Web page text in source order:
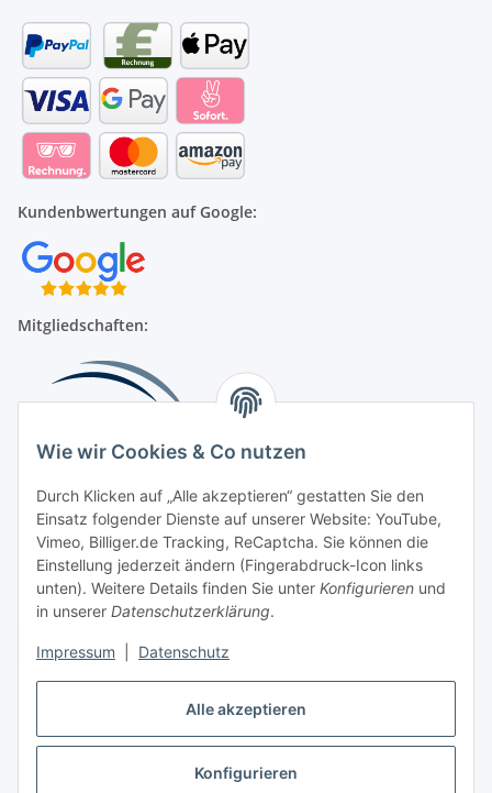
Alle akzeptieren
Konfigurieren
Wie wir Cookies & Co nutzen
Durch Klicken auf „Alle akzeptieren“ gestatten Sie den
Einsatz folgender Dienste auf unserer Website: YouTube,
Vimeo, Billiger.de Tracking, ReCaptcha. Sie können die
Einstellung jederzeit ändern (Fingerabdruck-Icon links
unten). Weitere Details finden Sie unter Konfigurieren und
in unserer Datenschutzerklärung.
Impressum Datenschutz
Kundenbwertungen auf Google:
Mitgliedschaften:
Beliebte Kategorien
Kompressionsversorgung